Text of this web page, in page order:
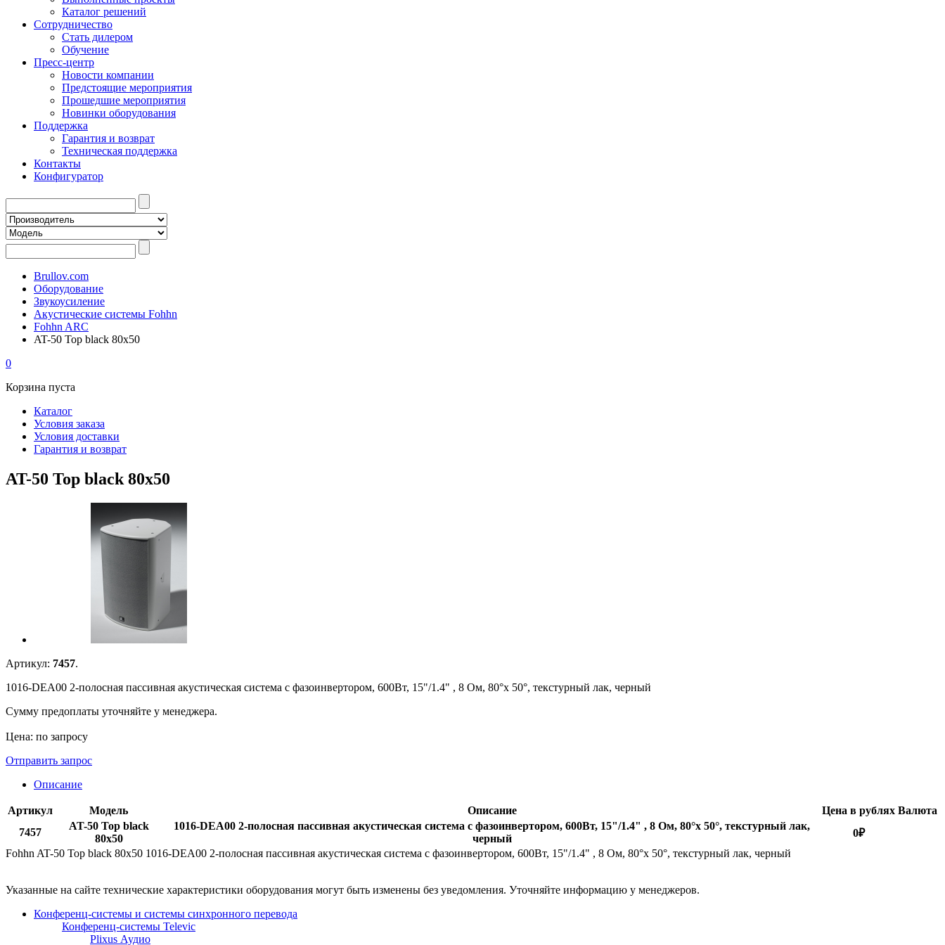
Каталог решений
Сотрудничество
Стать дилером
Обучение
Пресс-центр
Новости компании
Предстоящие мероприятия
Прошедшие мероприятия
Новинки оборудования
Поддержка
Гарантия и возврат
Техническая поддержка
Контакты
Конфигуратор
Brullov.com
Оборудование
Звукоусиление
Акустические системы Fohhn
Fohhn ARC
AT-50 Top black 80x50
0
Корзина пуста
Каталог
Условия заказа
Условия доставки
Гарантия и возврат
AT-50 Top black 80x50
Артикул: 7457.
1016-DEA00 2-полосная пассивная акустическая система с фазоинвертором, 600Вт, 15"/1.4" , 8 Ом, 80°x 50°, текстурный лак, черный
Сумму предоплаты уточняйте у менеджера.
Цена: по запросу
Отправить запрос
Описание
Артикул Модель Описание Цена в рублях Валюта
7457
AT-50 Top black
80x50
1016-DEA00 2-полосная пассивная акустическая система с фазоинвертором, 600Вт, 15"/1.4" , 8 Ом, 80°x 50°, текстурный лак,
черный
0₽
Fohhn AT-50 Top black 80x50 1016-DEA00 2-полосная пассивная акустическая система с фазоинвертором, 600Вт, 15"/1.4" , 8 Ом, 80°x 50°, текстурный лак, черный
Указанные на сайте технические характеристики оборудования могут быть изменены без уведомления. Уточняйте информацию у менеджеров.
Конференц-системы и системы синхронного перевода
Конференц-системы Televic
Plixus Аудио